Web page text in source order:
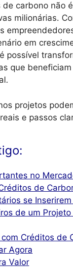
carbono não
milionárias.
em
possível
que
projetos
e passos
no
de
se
de um
Créditos de
Agora
Valor